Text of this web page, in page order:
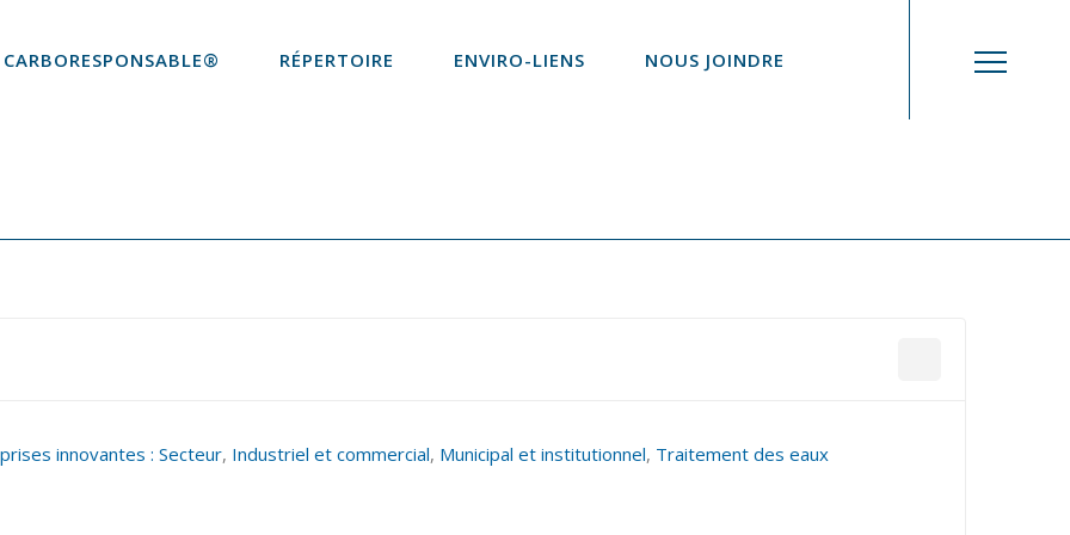
CARBORESPONSABLE® RÉPERTOIRE ENVIRO-LIENS NOUS JOINDRE
innovantes : Secteur, Industriel et commercial, Municipal et institutionnel, Traitement des eaux